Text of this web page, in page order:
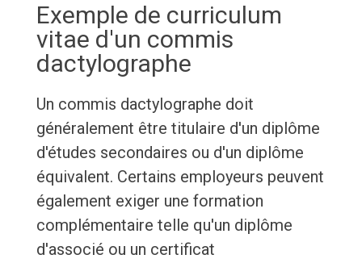
Exemple de curriculum
vitae d'un commis
dactylographe
Un commis dactylographe doit
généralement être titulaire d'un diplôme
d'études secondaires ou d'un diplôme
équivalent. Certains employeurs peuvent
également exiger une formation
complémentaire telle qu'un diplôme
d'associé ou un certificat